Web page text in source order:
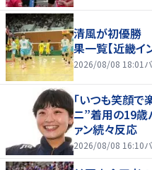
清風が初優勝
果一覧【近畿イ
2026/08/08 18:01
「いつも笑顔
ニ”着用の19歳
ァン続々反応
2026/08/08 16:10